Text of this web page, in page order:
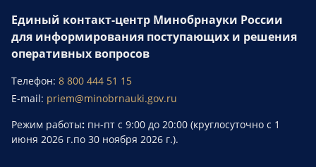
Единый контакт-центр Минобрнауки России
для информирования поступающих и решения
оперативных вопросов
Телефон: 8 800 444 51 15
E-mail: priem@minobrnauki.gov.ru
Режим работы: пн-пт с 9:00 до 20:00 (круглосуточно с 1
июня 2026 г.по 30 ноября 2026 г.).